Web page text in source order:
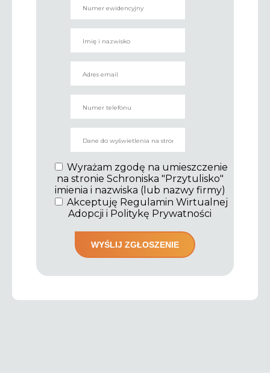
Wyrażam zgodę na umieszczenie
na stronie Schroniska "Przytulisko"
imienia i nazwiska (lub nazwy firmy)
Akceptuję Regulamin Wirtualnej
Adopcji i Politykę Prywatności